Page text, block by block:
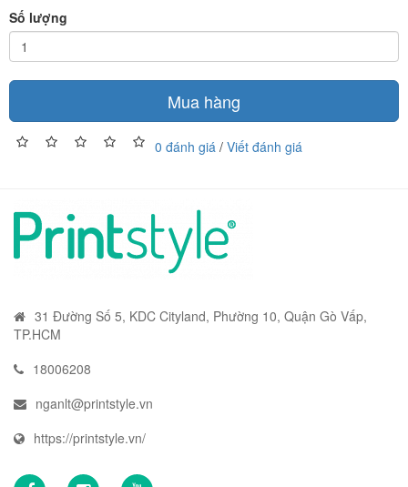
Số lượng
Mua hàng
0 đánh giá / Viết đánh giá
31 Đường Số 5, KDC Cityland, Phường 10, Quận Gò Vấp,
TP.HCM
18006208
nganlt@printstyle.vn
https://printstyle.vn/